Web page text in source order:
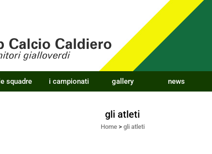
le squadre i campionati gallery news
gli atleti
Home> gli atleti